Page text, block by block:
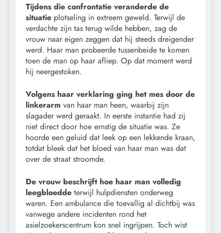
Tijdens die confrontatie veranderde de
situatie plotseling in extreem geweld. Terwijl de
verdachte zijn tas terug wilde hebben, zag de
vrouw naar eigen zeggen dat hij steeds dreigender
werd. Haar man probeerde tussenbeide te komen
toen de man op haar afliep. Op dat moment werd
hij neergestoken.
Volgens haar verklaring ging het mes door de
linkerarm van haar man heen, waarbij zijn
slagader werd geraakt. In eerste instantie had zij
niet direct door hoe ernstig de situatie was. Ze
hoorde een geluid dat leek op een lekkende kraan,
totdat bleek dat het bloed van haar man was dat
over de straat stroomde.
De vrouw beschrijft hoe haar man volledig
leegbloedde terwijl hulpdiensten onderweg
waren. Een ambulance die toevallig al dichtbij was
vanwege andere incidenten rond het
asielzoekerscentrum kon snel ingrijpen. Toch wist